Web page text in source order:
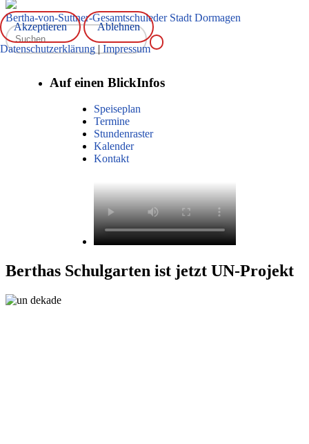
Bertha-von-Suttner-Gesamtschuleder Stadt Dormagen
Auf einen BlickInfos
Speiseplan
Termine
Stundenraster
Kalender
Kontakt
Berthas Schulgarten ist jetzt UN-Projekt
Akzeptieren
Ablehnen
Datenschutzerklärung | Impressum